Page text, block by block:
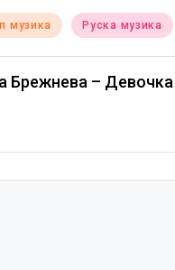
Posted
in
Поп музика Руска
МИХАЙЛОВ –